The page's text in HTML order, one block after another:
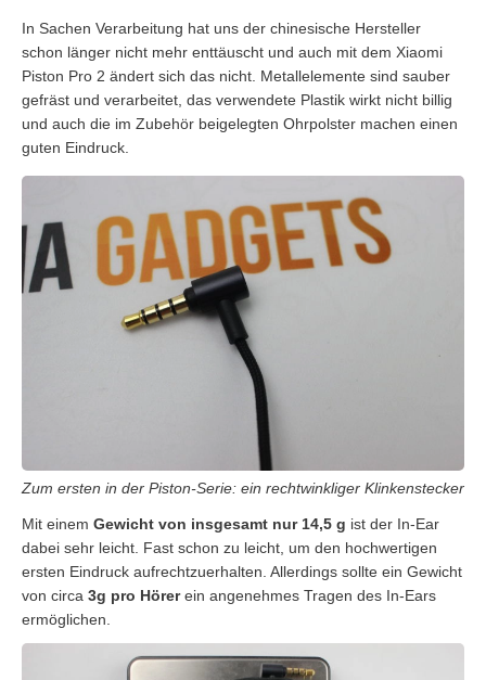
In Sachen Verarbeitung hat uns der chinesische Hersteller
schon länger nicht mehr enttäuscht und auch mit dem Xiaomi
Piston Pro 2 ändert sich das nicht. Metallelemente sind sauber
gefräst und verarbeitet, das verwendete Plastik wirkt nicht billig
und auch die im Zubehör beigelegten Ohrpolster machen einen
guten Eindruck.
Zum ersten in der Piston-Serie: ein rechtwinkliger Klinkenstecker
Mit einem Gewicht von insgesamt nur 14,5 g ist der In-Ear
dabei sehr leicht. Fast schon zu leicht, um den hochwertigen
ersten Eindruck aufrechtzuerhalten. Allerdings sollte ein Gewicht
von circa 3g pro Hörerein angenehmes Tragen des In-Ears
ermöglichen.